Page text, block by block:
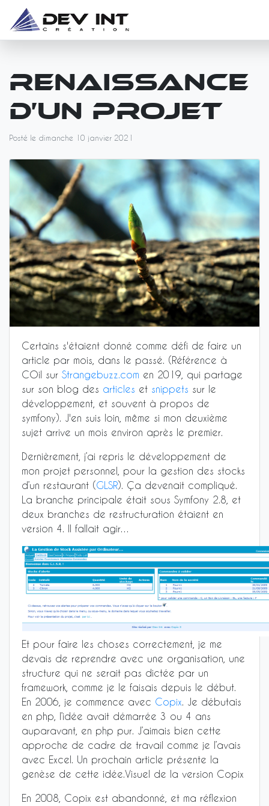
Renaissance
d’un projet
Posté le dimanche 10 janvier 2021
Certains s'étaient donné comme défi de faire un
article par mois, dans le passé. (Référence à
COil sur Strangebuzz.com en 2019, qui partage
sur son blog des articles et snippets sur le
développement, et souvent à propos de
symfony). J'en suis loin, même si mon deuxième
sujet arrive un mois environ après le premier.
Dernièrement, j’ai repris le développement de
mon projet personnel, pour la gestion des stocks
d’un restaurant (GLSR). Ça devenait compliqué.
La branche principale était sous Symfony 2.8, et
deux branches de restructuration étaient en
version 4. Il fallait agir…
Et pour faire les choses correctement, je me
devais de reprendre avec une organisation, une
structure qui ne serait pas dictée par un
framework, comme je le faisais depuis le début.
En 2006, je commence avec Copix. Je débutais
en php, l’idée avait démarrée 3 ou 4 ans
auparavant, en php pur. J’aimais bien cette
approche de cadre de travail comme je l’avais
avec Excel. Un prochain article présente la
genèse de cette idée.Visuel de la version Copix
En 2008, Copix est abandonné, et ma réflexion